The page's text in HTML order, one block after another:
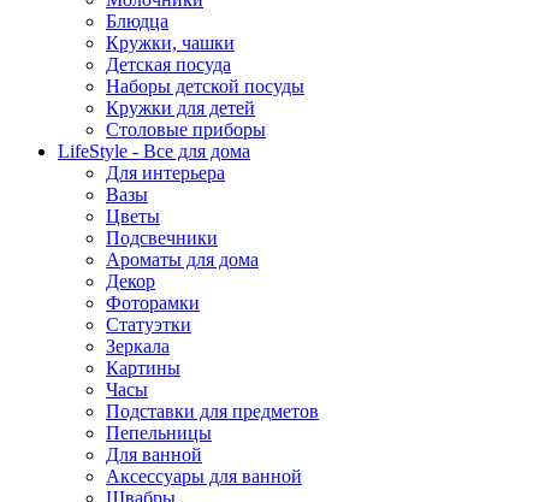
Блюдца
Кружки, чашки
Детская посуда
Наборы детской посуды
Кружки для детей
Столовые приборы
LifeStyle - Все для дома
Для интерьера
Вазы
Цветы
Подсвечники
Ароматы для дома
Декор
Фоторамки
Статуэтки
Зеркала
Картины
Часы
Подставки для предметов
Пепельницы
Для ванной
Аксессуары для ванной
Швабры